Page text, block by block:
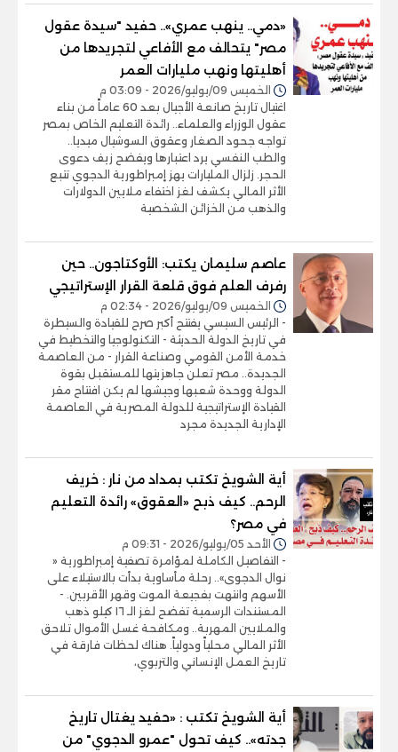
«دمي.. ينهب عمري».. حفيد "سيدة عقول
مصر" يتحالف مع الأفاعي لتجريدها من
أهليتها ونهب مليارات العمر
الخميس 09/يوليو/2026 - 03:09 م
اغتيال تاريخ صانعة الأجيال بعد 60 عاماً من بناء
عقول الوزراء والعلماء.. رائدة التعليم الخاص بمصر
تواجه جحود الصغار وعقوق السوشيال ميديا..
والطب النفسي يرد اعتبارها ويفضح زيف دعوى
الحجر. زلزال المليارات يهز إمبراطورية الدجوي تتبع
الأثر المالي يكشف لغز اختفاء ملايين الدولارات
والذهب من الخزائن الشخصية
عاصم سليمان يكتب: الأوكتاجون.. حين
رفرف العلم فوق قلعة القرار الإستراتيجي
الخميس 09/يوليو/2026 - 02:34 م
- الرئيس السيسي يفتتح أكبر صرح للقيادة والسيطرة
في تاريخ الدولة الحديثة - التكنولوجيا والتخطيط في
خدمة الأمن القومي وصناعة القرار - من العاصمة
الجديدة.. مصر تعلن جاهزيتها للمستقبل بقوة
الدولة ووحدة شعبها وجيشها لم يكن افتتاح مقر
القيادة الإستراتيجية للدولة المصرية في العاصمة
الإدارية الجديدة مجرد
أية الشويخ تكتب بمداد من نار : خريف
الرحم.. كيف ذبح «العقوق» رائدة التعليم
في مصر؟
الأحد 05/يوليو/2026 - 09:31 م
- التفاصيل الكاملة لمؤامرة تصفية إمبراطورية «
نوال الدجوى».. رحلة مأساوية بدأت بالاستيلاء على
الأسهم وانتهت بفجيعة الموت وقهر الأقربين. -
المستندات الرسمية تفضح لغز الـ ١٦ كيلو ذهب
والملايين المهربة.. ومكافحة غسل الأموال تلاحق
الأثر المالي محلياً ودولياً. هناك لحظات فارقة في
تاريخ العمل الإنساني والتربوي،
أية الشويخ تكتب : «حفيد يغتال تاريخ
جدته».. كيف تحول "عمرو الدجوي" من